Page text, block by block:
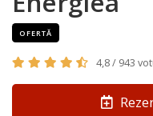
OFERTĂ
4,8 / 943